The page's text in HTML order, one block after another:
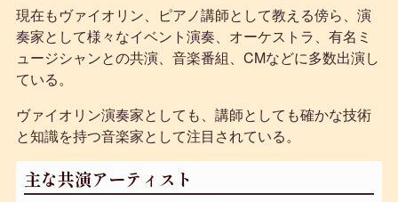
現在もヴァイオリン、ピアノ講師として教える傍ら、演
奏家として様々なイベント演奏、オーケストラ、有名ミ
ュージシャンとの共演、音楽番組、CMなどに多数出演し
ている。
ヴァイオリン演奏家としても、講師としても確かな技術
と知識を持つ音楽家として注目されている。
主な共演アーティスト